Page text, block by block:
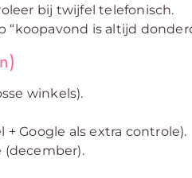
bij twijfel telefonisch.
is altijd
winkels).
+ Google als extra controle).